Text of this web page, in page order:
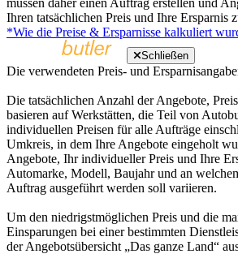
Ihren tatsächlichen Preis und Ihre Ersparnis
*Wie die Preise & Ersparnisse kalkuliert
Schließen
Die verwendeten Preis- und
Die tatsächlichen Anzahl der Angebote,
basieren auf Werkstätten, die Teil von
individuellen Preisen für alle Aufträge
Umkreis, in dem Ihre Angebote eingeholt
Angebote, Ihr individueller Preis und Ihre
Automarke, Modell, Baujahr und an
Auftrag ausgeführt werden soll variieren.
Um den niedrigstmöglichen Preis und die
Einsparungen bei einer bestimmten
der Angebotsübersicht „Das ganze Land“